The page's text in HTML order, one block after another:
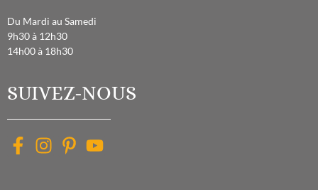
Du Mardi au Samedi
9h30 à 12h30
14h00 à 18h30
SUIVEZ-NOUS